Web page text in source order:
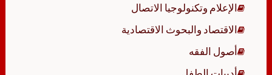
الإعلام وتكنولوجيا الاتصال
الاقتصاد والبحوث الاقتصادية
أصول الفقه